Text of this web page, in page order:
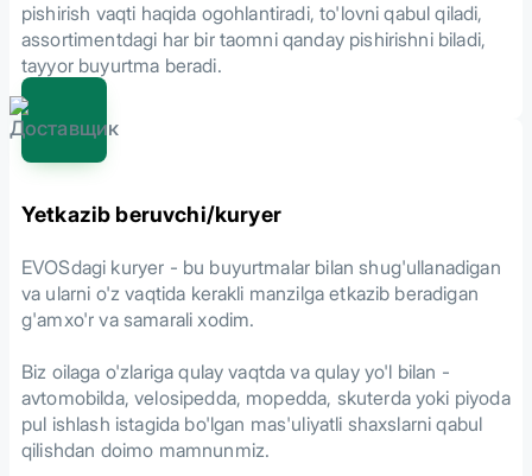
pishirish vaqti haqida ogohlantiradi, to'lovni qabul qiladi,
assortimentdagi har bir taomni qanday pishirishni biladi,
tayyor buyurtma beradi.
Yetkazib beruvchi/kuryer
EVOSdagi kuryer - bu buyurtmalar bilan shug'ullanadigan
va ularni o'z vaqtida kerakli manzilga etkazib beradigan
g'amxo'r va samarali xodim.
Biz oilaga o'zlariga qulay vaqtda va qulay yo'l bilan -
avtomobilda, velosipedda, mopedda, skuterda yoki piyoda
pul ishlash istagida bo'lgan mas'uliyatli shaxslarni qabul
qilishdan doimo mamnunmiz.